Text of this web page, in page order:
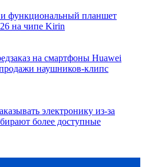
функциональный планшет
на чипе Kirin
на смартфоны Huawei
наушников-клипс
электронику из-за
более доступные